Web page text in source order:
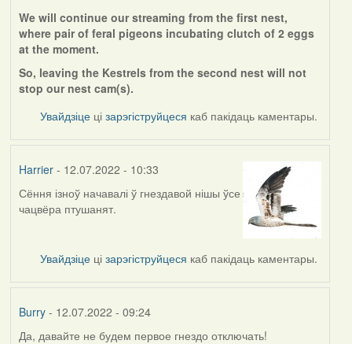
We will continue our streaming from the first nest,
where pair of feral pigeons incubating clutch of 2 eggs
at the moment.
So, leaving the Kestrels from the second nest will not
stop our nest cam(s).
Увайдзіце цізарэгіструйцеся каб пакідаць каментары.
Harrier- 12.07.2022 - 10:33
Сёння ізноў начавалі ў гнездавой нішы ўсе
чацвёра птушанят.
Увайдзіце цізарэгіструйцеся каб пакідаць каментары.
Burry- 12.07.2022 - 09:24
Да, давайте не будем первое гнездо отключать!